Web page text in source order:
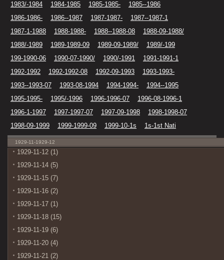
1983/-1984
1984-1985 1985-1985-
1985--1986
1986-1986-
1986--1987 1987-1987-
1987--1987-1
1987-1-1988
1988-1988- 1988--1988-08
1988-09-1988/
1988/-1989
1989-1989-09 1989-09-1989/
1989/-199
199-1990-06
1990-07-1990/ 1990/-1991
1991-1991-1
1992-1992
1992-1992-08 1992-09-1993
1993-1993-
1993--1993-07
1993-08-1994 1994-1994-
1994--1995
1995-1995-
1995/-1996 1996-1996-07
1996-08-1996-1
1996-1-1997
1997-1997-07 1997-09-1998
1998-1998-07
1998-09-1999
1999-1999-09 1999-10-1s 1s-1st Nati
1929-11-1929-12
1929-11-12 (1)
1929-11-14 (5)
1929-11-15 (7)
1929-11-16 (2)
1929-11-17 (1)
1929-11-18 (15)
1929-11-19 (6)
1929-11-20 (4)
1929-11-21 (2)